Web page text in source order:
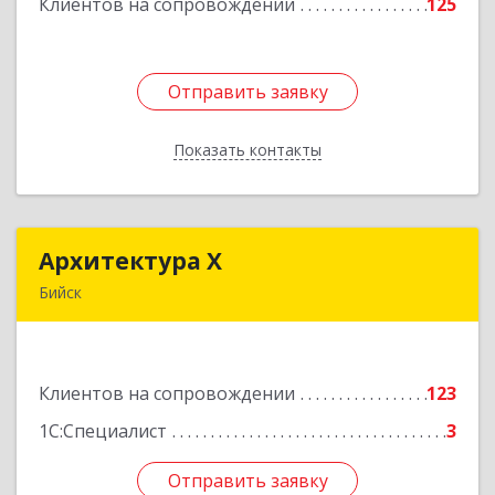
Отправить заявку
Показать контакты
Подробнее
Отправить заявку
Назад
Архитектура Х
Бийск
Клиентов на сопровождении
123
1С:Специалист
3
Отправить заявку
Подробнее
Отправить заявку